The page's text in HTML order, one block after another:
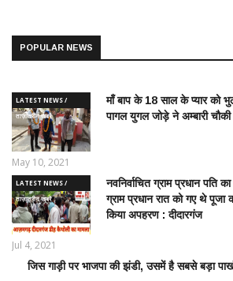
POPULAR NEWS
LATEST NEWS /
ताज़ातरीन खबरें
माँ बाप के 18 साल के प्यार को
पागल युगल जोड़े ने अम्बारी
May 10, 2021
LATEST NEWS /
ताज़ातरीन खबरें
नवनिर्वाचित ग्राम प्रधान पति
ग्राम प्रधान रात को गए थे पूजा
किया अपहरण : दीदारगंज
Jul 4, 2021
LATEST
जिस गाड़ी पर भाजपा की झंडी, उसमें है सबसे बड़ा